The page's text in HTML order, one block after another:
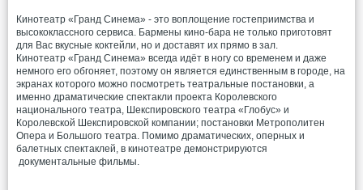
Кинотеатр «Гранд Синема» - это воплощение гостеприимства и
высококлассного сервиса. Бармены кино-бара не только приготовят
для Вас вкусные коктейли, но и доставят их прямо в зал.
Кинотеатр «Гранд Синема» всегда идёт в ногу со временем и даже
немного его обгоняет, поэтому он является единственным в городе, на
экранах которого можно посмотреть театральные постановки, а
именно драматические спектакли проекта Королевского
национального театра, Шекспировского театра «Глобус» и
Королевской Шекспировской компании; постановки Метрополитен
Опера и Большого театра. Помимо драматических, оперных и
балетных спектаклей, в кинотеатре демонстрируются
документальные фильмы.